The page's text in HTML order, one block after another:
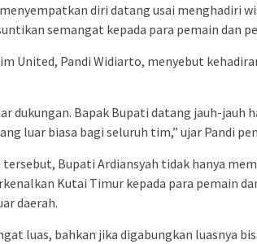
diri datang usai menghadiri
semangat kepada para pemain dan
United, Pandi Widiarto, menyebut
dukungan. Bapak Bupati datang jauh-jauh
luar biasa bagi seluruh tim,” ujar Pandi
Bupati Ardiansyah tidak hanya
Kutai Timur kepada para pemain
daerah.
luas, bahkan jika digabungkan luasnya